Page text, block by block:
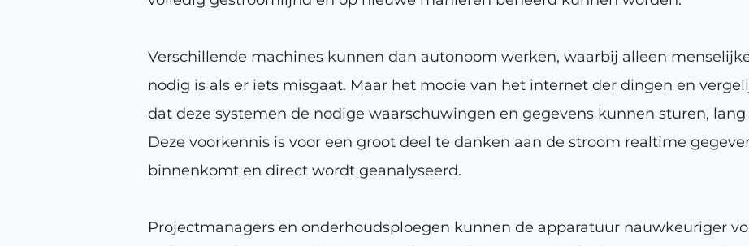
Verschillende machines kunnen dan autonoom werken, waarbij alleen
nodig is als er iets misgaat. Maar het mooie van het internet der dingen en
dat deze systemen de nodige waarschuwingen en gegevens kunnen sturen,
Deze voorkennis is voor een groot deel te danken aan de stroom realtime
binnenkomt en direct wordt geanalyseerd.
Projectmanagers en onderhoudsploegen kunnen de apparatuur nauwkeuriger